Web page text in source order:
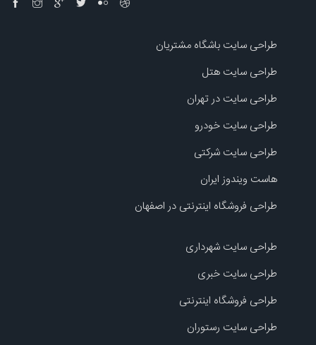
طراحی سایت باشگاه مشتریان
طراحی سایت هتل
طراحی سایت در تهران
طراحی سایت خودرو
طراحی سایت شرکتی
هاست ویندوز ایران
طراحی فروشگاه اینترنتی در اصفهان
طراحی سایت شهرداری
طراحی سایت خبری
طراحی فروشگاه اینترنتی
طراحی سایت رستوران